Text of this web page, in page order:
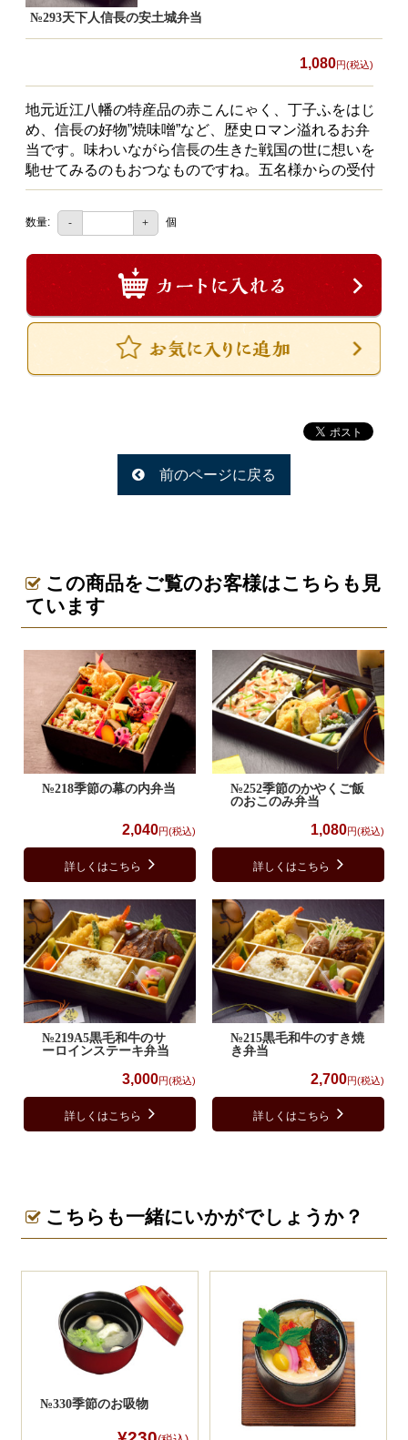
種類から選ぶ
四得オードブル
寿司・会席膳
高級弁当
オードブル
一品料理
お食い初め・お子様膳
無料貸し出し
ランキング
特定商取引法に基づく表記
№293天下人信長の安土城弁当
1,080円(税込)
地元近江八幡の特産品の赤こんにゃく、丁子ふをはじ
め、信長の好物”焼味噌”など、歴史ロマン溢れるお弁
当です。味わいながら信長の生きた戦国の世に想いを
馳せてみるのもおつなものですね。五名様からの受付
数量: - + 個
前のページに戻る
この商品をご覧のお客様はこちらも見
ています
№218季節の幕の内弁当
2,040円(税込)
詳しくはこちら
№252季節のかやくご飯
のおこのみ弁当
1,080円(税込)
詳しくはこちら
№219A5黒毛和牛のサ
ーロインステーキ弁当
3,000円(税込)
詳しくはこちら
№215黒毛和牛のすき焼
き弁当
2,700円(税込)
詳しくはこちら
こちらも一緒にいかがでしょうか？
№330季節のお吸物